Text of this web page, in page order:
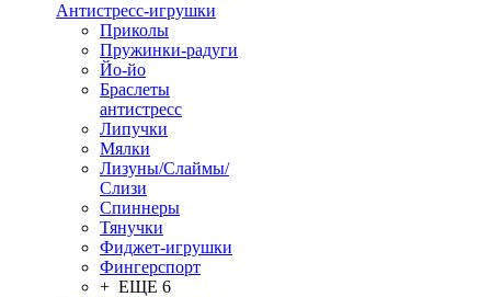
Антистресс-игрушки
Приколы
Пружинки-радуги
Йо-йо
Браслеты
антистресс
Липучки
Мялки
Лизуны/Слаймы/
Слизи
Спиннеры
Тянучки
Фиджет-игрушки
Фингерспорт
+ ЕЩЕ 6